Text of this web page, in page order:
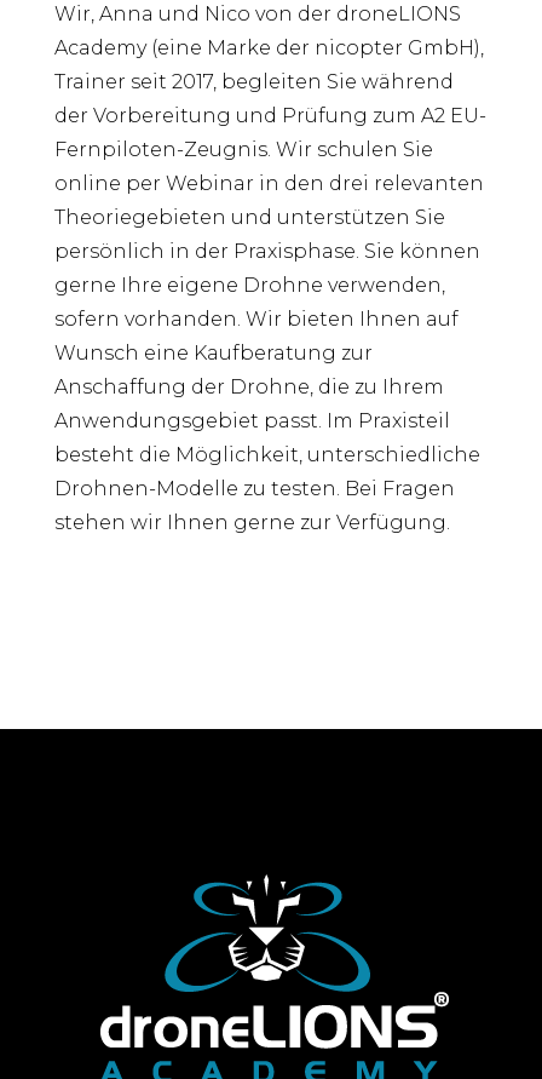
Wir, Anna und Nico von der droneLIONS
Academy (eine Marke der nicopter GmbH),
Trainer seit 2017, begleiten Sie während
der Vorbereitung und Prüfung zum A2 EU-
Fernpiloten-Zeugnis. Wir schulen Sie
online per Webinar in den drei relevanten
Theoriegebieten und unterstützen Sie
persönlich in der Praxisphase. Sie können
gerne Ihre eigene Drohne verwenden,
sofern vorhanden. Wir bieten Ihnen auf
Wunsch eine Kaufberatung zur
Anschaffung der Drohne, die zu Ihrem
Anwendungsgebiet passt. Im Praxisteil
besteht die Möglichkeit, unterschiedliche
Drohnen-Modelle zu testen. Bei Fragen
stehen wir Ihnen gerne zur Verfügung.